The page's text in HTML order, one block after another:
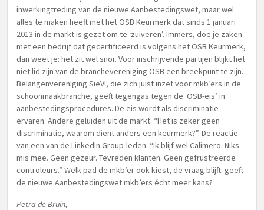
inwerkingtreding van de nieuwe Aanbestedingswet, maar wel
alles te maken heeft met het OSB Keurmerk dat sinds 1 januari
2013 in de markt is gezet om te ‘zuiveren’. Immers, doe je zaken
met een bedrijf dat gecertificeerd is volgens het OSB Keurmerk,
dan weet je: het zit wel snor. Voor inschrijvende partijen blijkt het
niet lid zijn van de branchevereniging OSB een breekpunt te zijn.
Belangenvereniging SieV!, die zich juist inzet voor mkb’ers in de
schoonmaakbranche, geeft tegengas tegen de ‘OSB-eis’ in
aanbestedingsprocedures. De eis wordt als discriminatie
ervaren. Andere geluiden uit de markt: “Het is zeker geen
discriminatie, waarom dient anders een keurmerk?”. De reactie
van een van de LinkedIn Group-leden: “Ik blijf wel Calimero. Niks
mis mee. Geen gezeur. Tevreden klanten. Geen gefrustreerde
controleurs.” Welk pad de mkb’er ook kiest, de vraag blijft: geeft
de nieuwe Aanbestedingswet mkb’ers écht meer kans?
Petra de Bruin,